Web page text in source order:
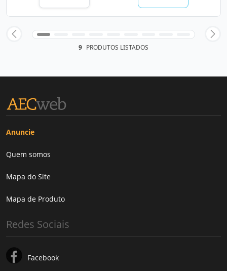
9 PRODUTOS LISTADOS
Anuncie
Quem somos
Mapa do Site
Mapa de Produto
Redes Sociais
Facebook